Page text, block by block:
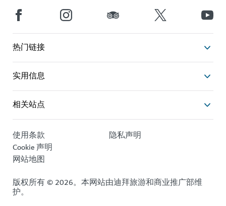
热门链接
实用信息
相关站点
使用条款
隐私声明
Cookie 声明
网站地图
版权所有 © 2026。本网站由迪拜旅游和商业推广部维
护。